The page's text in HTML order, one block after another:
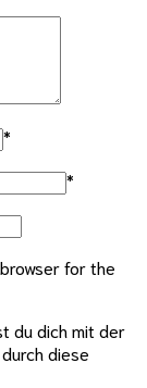
*
*
for the
du dich mit der
diese